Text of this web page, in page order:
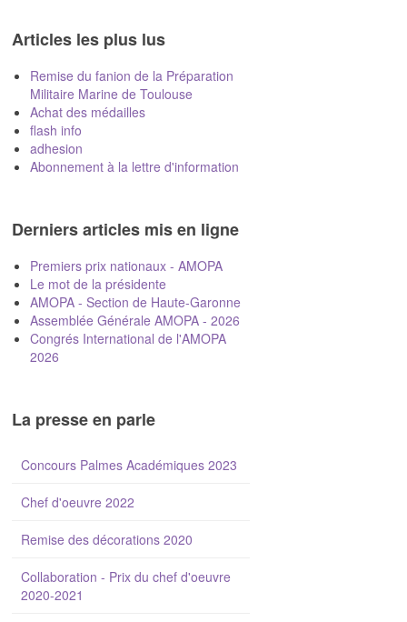
Articles les plus lus
Remise du fanion de la Préparation
Militaire Marine de Toulouse
Achat des médailles
flash info
adhesion
Abonnement à la lettre d'information
Derniers articles mis en ligne
Premiers prix nationaux - AMOPA
Le mot de la présidente
AMOPA - Section de Haute-Garonne
Assemblée Générale AMOPA - 2026
Congrés International de l'AMOPA
2026
La presse en parle
Concours Palmes Académiques 2023
Chef d'oeuvre 2022
Remise des décorations 2020
Collaboration - Prix du chef d'oeuvre
2020-2021